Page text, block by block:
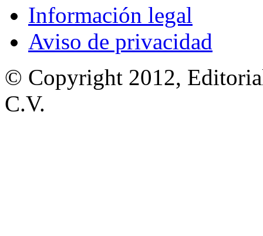
Información legal
Aviso de privacidad
© Copyright 2012,
C.V.